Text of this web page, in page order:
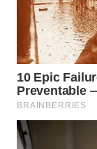
WAHANA
NEWS
WAHANA
TANI
WAHANA